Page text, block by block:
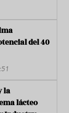
del 40
la
lácteo